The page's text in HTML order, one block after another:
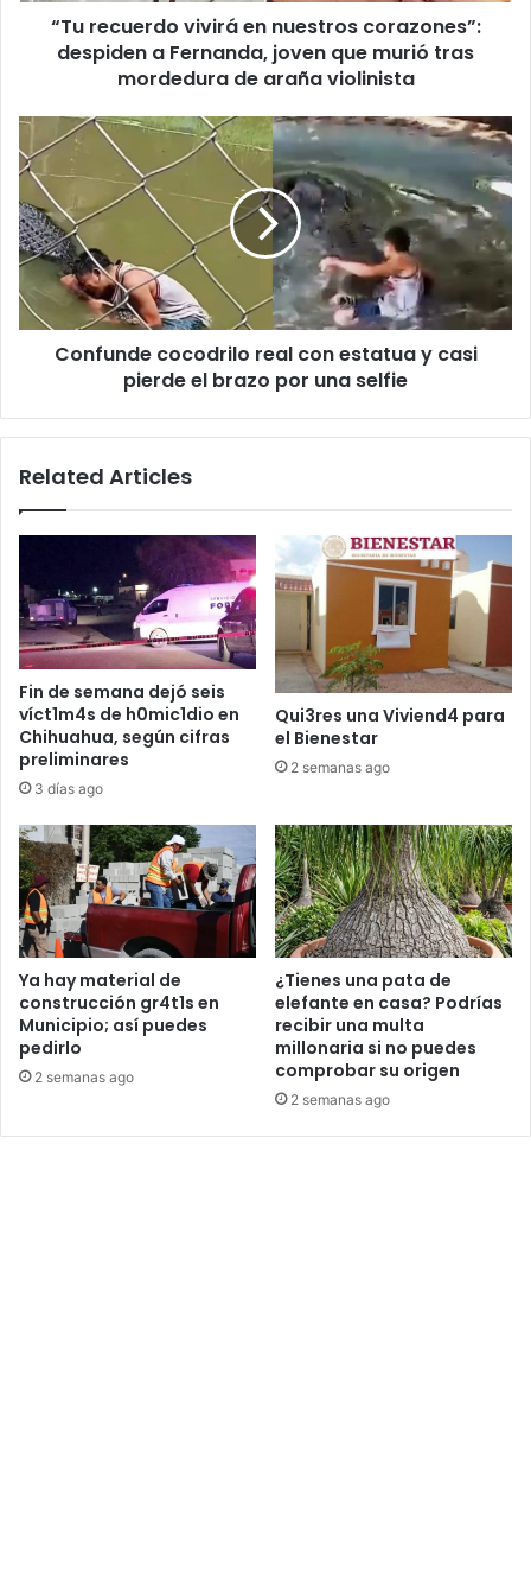
joven
mordedura
de
araña
violinista
“Tu recuerdo vivirá en nuestros corazones”:
despiden a Fernanda, joven que murió tras
mordedura de araña violinista
Confunde
cocodrilo
real
con
estatua
y
pierde
el
brazoConfunde cocodrilo real con estatua y casi
pierde el brazo por una selfie
Related Articles
Fin de semana dejó seis
víct1m4s de h0mic1dio en
Chihuahua, según cifras
preliminares
3 días ago
Qui3res una Viviend4 para
el Bienestar
2 semanas ago
Ya hay material de
construcción gr4t1s en
Municipio; así puedes
pedirlo
2 semanas ago
¿Tienes una pata de
elefante en casa? Podrías
recibir una multa
millonaria si no puedes
comprobar su origen
2 semanas ago